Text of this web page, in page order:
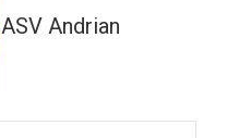
ASV Andrian